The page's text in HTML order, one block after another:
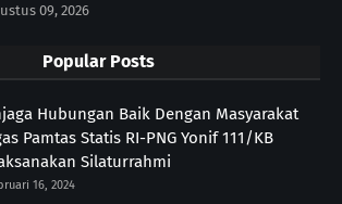
09, 2026
Popular Posts
Hubungan Baik Dengan Masyarakat
Pamtas Statis RI-PNG Yonif 111/KB
Silaturrahmi
16, 2024